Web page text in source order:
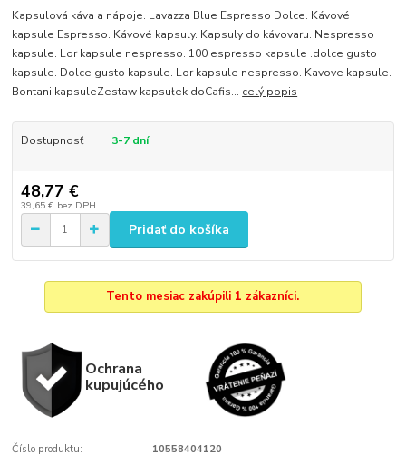
Kapsulová káva a nápoje. Lavazza Blue Espresso Dolce. Kávové
kapsule Espresso. Kávové kapsuly. Kapsuly do kávovaru. Nespresso
kapsule. Lor kapsule nespresso. 100 espresso kapsule .dolce gusto
kapsule. Dolce gusto kapsule. Lor kapsule nespresso. Kavove kapsule.
Bontani kapsuleZestaw kapsułek doCafis... celý popis
Dostupnosť 3-7 dní
48,77 €
39,65 € bez DPH
Pridať do košíka
Tento mesiac zakúpili 1 zákazníci.
Ochrana
kupujúcého
Číslo produktu: 10558404120